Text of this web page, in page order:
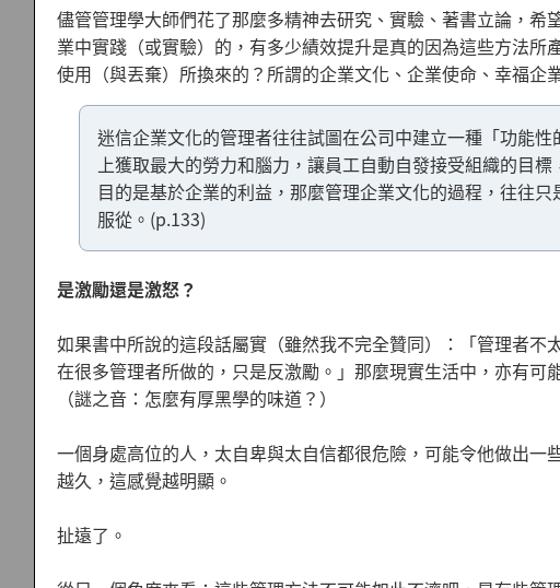
儘管管理學大師們花了那麼多精神去研究、實驗、著書立論，
業中實踐（或實驗）的，有多少績效提升是真的因為這些方法
使用（與丟棄）所換來的？所謂的企業文化、企業使命、幸福企
迷信企業文化的管理者往往試圖在公司中建立一種「功能
上獲取最大的勞力和腦力，讓員工自動自發接受組織的目
目的是基於企業的利益，那麼管理企業文化的過程，往往
服從。(p.133)
是激勵還是激怒？
如果書中所說的這段話屬實（雖然我不完全贊同）：「管理者
在很多管理者所做的，只是反激勵。」那麼現實生活中，亦有可
（謎之音：怎麼有厚黑學的味道？）
一個身處高位的人，太自卑與太自信都很危險，可能令他做出
越久，這感覺越明顯。
扯遠了。